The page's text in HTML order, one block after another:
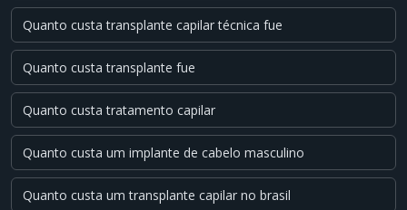
Quanto custa transplante capilar técnica fue
Quanto custa transplante fue
Quanto custa tratamento capilar
Quanto custa um implante de cabelo masculino
Quanto custa um transplante capilar no brasil